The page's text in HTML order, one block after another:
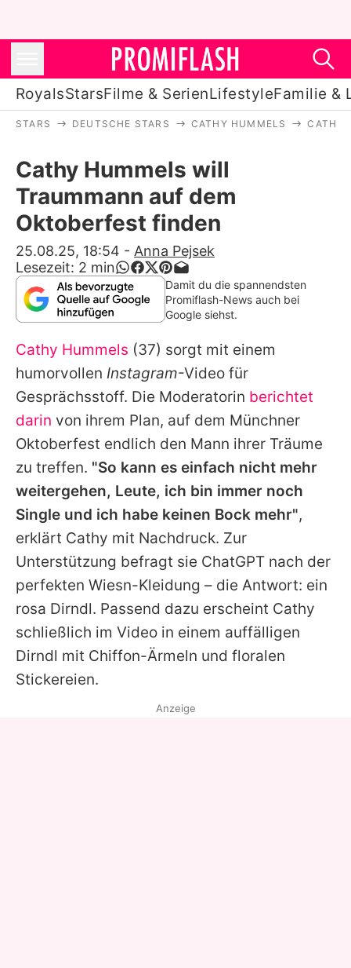
RoyalsStarsFilme & SerienLifestyleFamilie &
Stars
Filme & Serien
Lifestyle
Familie & Liebe
Promiflash Exklusiv
Alle Themen auf Promiflash
Jobs
App runterladen
Team
Redaktionelle Richtlinien
Impressum
Datenschutzerklärung
Nutzungsbedingungen
Utiq verwalten
STARS DEUTSCHE STARS CATHY HUMMELS CATHY
Cathy Hummels will
Traummann auf dem
Oktoberfest finden
25.08.25, 18:54 - Anna Pejsek
Lesezeit: 2 min
Damit du die spannendsten
Promiflash-News auch bei
Google siehst.
Cathy Hummels (37) sorgt mit einem
humorvollen Instagram-Video für
Gesprächsstoff. Die Moderatorin berichtet
darin von ihrem Plan, auf dem Münchner
Oktoberfest endlich den Mann ihrer Träume
zu treffen. "So kann es einfach nicht mehr
weitergehen, Leute, ich bin immer noch
Single und ich habe keinen Bock mehr",
erklärt Cathy mit Nachdruck. Zur
Unterstützung befragt sie ChatGPT nach der
perfekten Wiesn-Kleidung – die Antwort: ein
rosa Dirndl. Passend dazu erscheint Cathy
schließlich im Video in einem auffälligen
Dirndl mit Chiffon-Ärmeln und floralen
Stickereien.
Anzeige